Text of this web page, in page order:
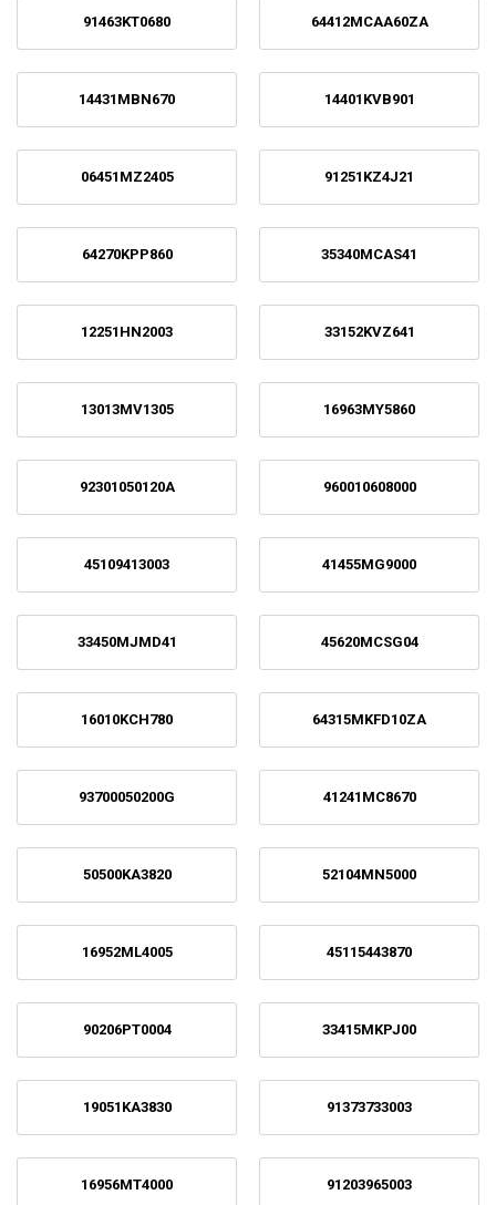
91463KT0680 64412MCAA60ZA
14431MBN670 14401KVB901
06451MZ2405 91251KZ4J21
64270KPP860 35340MCAS41
12251HN2003 33152KVZ641
13013MV1305 16963MY5860
92301050120A 960010608000
45109413003 41455MG9000
33450MJMD41 45620MCSG04
16010KCH780 64315MKFD10ZA
93700050200G 41241MC8670
50500KA3820 52104MN5000
16952ML4005 45115443870
90206PT0004 33415MKPJ00
19051KA3830 91373733003
16956MT4000 91203965003